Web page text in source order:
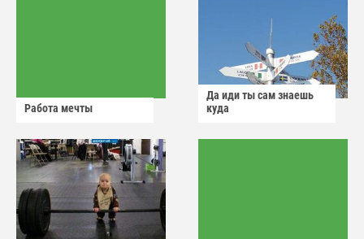
Работа мечты
Да иди ты сам знаешь
куда